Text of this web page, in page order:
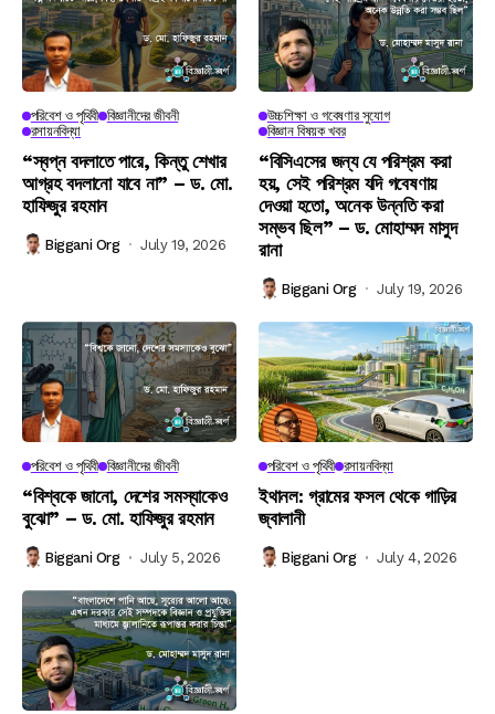
পরিবেশ ও পৃথিবী বিজ্ঞানীদের জীবনী
রসায়নবিদ্যা
“স্বপ্ন বদলাতে পারে, কিন্তু শেখার
আগ্রহ বদলানো যাবে না” – ড. মো.
হাফিজুর রহমান
Biggani Org July 19, 2026
উচ্চশিক্ষা ও গবেষণার সুযোগ
বিজ্ঞান বিষয়ক খবর
“বিসিএসের জন্য যে পরিশ্রম করা
হয়, সেই পরিশ্রম যদি গবেষণায়
দেওয়া হতো, অনেক উন্নতি করা
সম্ভব ছিল” – ড. মোহাম্মদ মাসুদ
রানা
Biggani Org July 19, 2026
পরিবেশ ও পৃথিবী বিজ্ঞানীদের জীবনী
“বিশ্বকে জানো, দেশের সমস্যাকেও
বুঝো” – ড. মো. হাফিজুর রহমান
Biggani Org July 5, 2026
পরিবেশ ও পৃথিবী রসায়নবিদ্যা
ইথানল: গ্রামের ফসল থেকে গাড়ির
জ্বালানী
Biggani Org July 4, 2026